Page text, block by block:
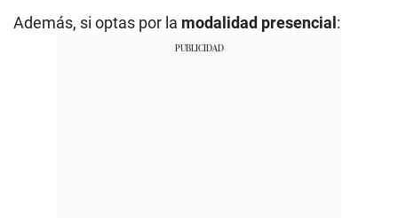
Además, si optas por la modalidad presencial :